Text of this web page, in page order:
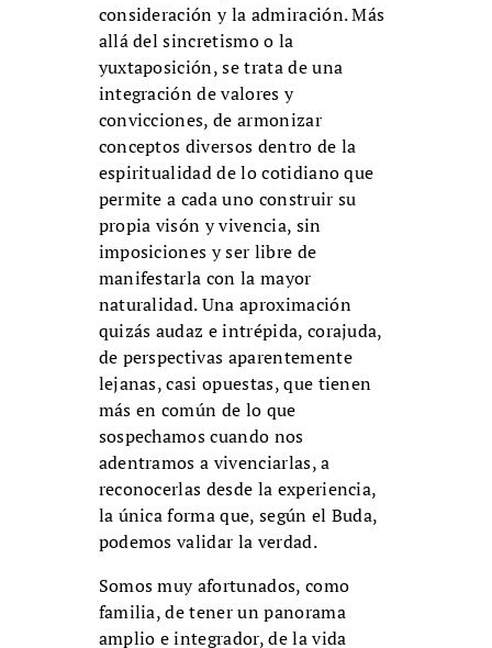
consideración y la admiración. Más
allá del sincretismo o la
yuxtaposición, se trata de una
integración de valores y
convicciones, de armonizar
conceptos diversos dentro de la
espiritualidad de lo cotidiano que
permite a cada uno construir su
propia visón y vivencia, sin
imposiciones y ser libre de
manifestarla con la mayor
naturalidad. Una aproximación
quizás audaz e intrépida, corajuda,
de perspectivas aparentemente
lejanas, casi opuestas, que tienen
más en común de lo que
sospechamos cuando nos
adentramos a vivenciarlas, a
reconocerlas desde la experiencia,
la única forma que, según el Buda,
podemos validar la verdad.
Somos muy afortunados, como
familia, de tener un panorama
amplio e integrador, de la vida